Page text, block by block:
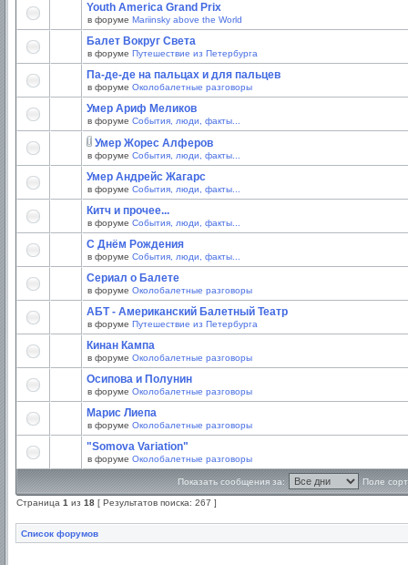
Youth America Grand Prix
в форуме Mariinsky above the World
Балет Вокруг Света
в форуме Путешествие из Петербурга
Па-де-де на пальцах и для пальцев
в форуме Околобалетные разговоры
Умер Ариф Меликов
в форуме События, люди, факты...
Умер Жорес Алферов
в форуме События, люди, факты...
Умер Андрейс Жагарс
в форуме События, люди, факты...
Китч и прочее...
в форуме События, люди, факты...
С Днём Рождения
в форуме События, люди, факты...
Сериал о Балете
в форуме Околобалетные разговоры
АБТ - Американский Балетный Театр
в форуме Путешествие из Петербурга
Кинан Кампа
в форуме Околобалетные разговоры
Осипова и Полунин
в форуме Околобалетные разговоры
Марис Лиепа
в форуме Околобалетные разговоры
"Somova Variation"
в форуме Околобалетные разговоры
Показать сообщения за: Поле
Страница 1 из 18 [ Результатов поиска: 267 ]
Список форумов